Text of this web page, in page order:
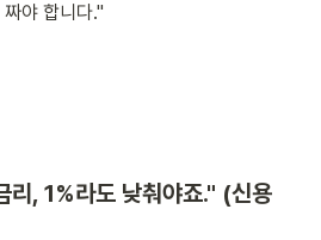
야 합니다."
리, 1%라도 낮춰야죠." (신용